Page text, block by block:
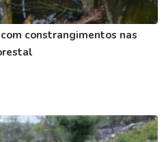
constrangimentos nas